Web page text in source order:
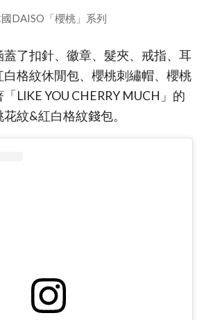
DAISO「櫻桃」系列
了扣針、徽章、髮夾、戒指、耳
格紋休閒包、櫻桃刺繡帽、櫻桃
LIKE YOU CHERRY MUCH」的
紋&紅白格紋錢包。